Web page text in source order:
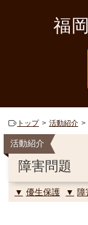
福
トップ 活動紹介
活動紹介
障害問題
優生保護 障